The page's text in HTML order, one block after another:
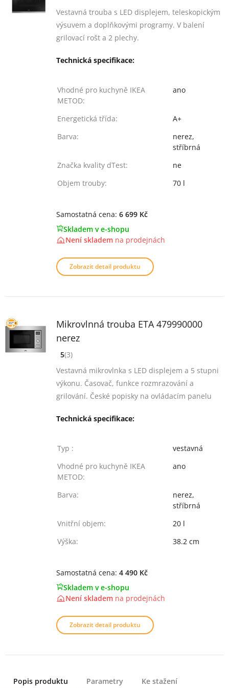
Vestavná trouba s LED displejem, teleskopickým
výsuvem a doplňkovými programy. V balení
grilovací rošt a 2 plechy.
Technická specifikace:
Vhodné pro kuchyně IKEA
METOD:
ano
Energetická třída:
A+
Barva:
nerez,
stříbrná
Značka kvality dTest:
ne
Objem trouby:
70 l
Samostatná cena: 6 699 Kč
Skladem v e-shopu
Není skladem na prodejnách
Zobrazit detail produktu
Mikrovlnná trouba ETA 479990000
nerez
[common_new:review_aria]
([common_new:rating_count] 3)
z 5
5(3)
Vestavná mikrovlnka s LED displejem a 5 stupni
výkonu. Časovač, funkce rozmrazování a
grilování. České popisky na ovládacím panelu
Technická specifikace:
Typ :
vestavná
Vhodné pro kuchyně IKEA
METOD:
ano
Barva:
nerez,
stříbrná
Vnitřní objem:
20 l
Výška:
38.2 cm
Samostatná cena: 4 490 Kč
Skladem v e-shopu
Není skladem na prodejnách
Zobrazit detail produktu
Popis produktu Parametry
Ke stažení